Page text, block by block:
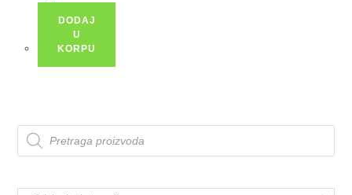
DODAJ
U
KORPU